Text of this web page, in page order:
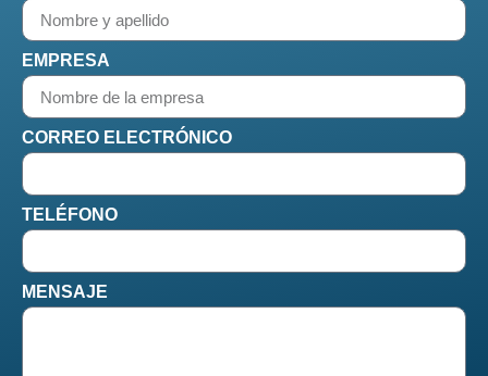
EMPRESA
CORREO ELECTRÓNICO
TELÉFONO
MENSAJE